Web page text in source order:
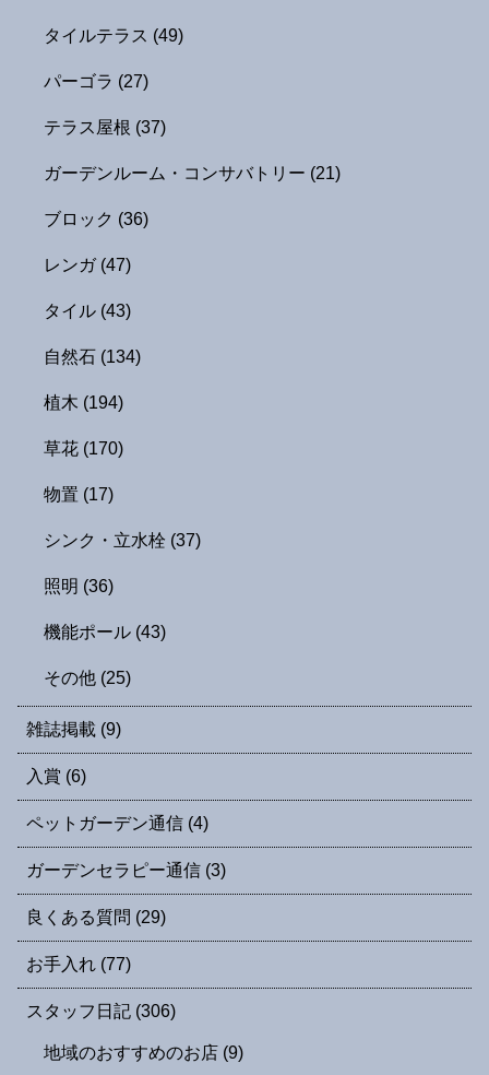
タイルテラス (49)
パーゴラ (27)
テラス屋根 (37)
ガーデンルーム・コンサバトリー (21)
ブロック (36)
レンガ (47)
タイル (43)
自然石 (134)
植木 (194)
草花 (170)
物置 (17)
シンク・立水栓 (37)
照明 (36)
機能ポール (43)
その他 (25)
雑誌掲載 (9)
入賞 (6)
ペットガーデン通信 (4)
ガーデンセラピー通信 (3)
良くある質問 (29)
お手入れ (77)
スタッフ日記 (306)
地域のおすすめのお店 (9)